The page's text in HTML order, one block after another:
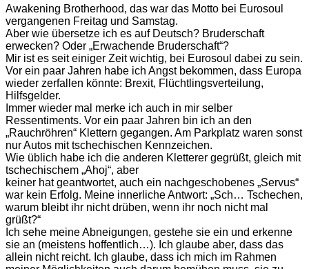
Awakening Brotherhood, das war das Motto bei Eurosoul
vergangenen Freitag und Samstag.
Aber wie übersetze ich es auf Deutsch? Bruderschaft
erwecken? Oder „Erwachende Bruderschaft“?
Mir ist es seit einiger Zeit wichtig, bei Eurosoul dabei zu sein.
Vor ein paar Jahren habe ich Angst bekommen, dass Europa
wieder zerfallen könnte: Brexit, Flüchtlingsverteilung,
Hilfsgelder.
Immer wieder mal merke ich auch in mir selber
Ressentiments. Vor ein paar Jahren bin ich an den
„Rauchröhren“ Klettern gegangen. Am Parkplatz waren sonst
nur Autos mit tschechischen Kennzeichen.
Wie üblich habe ich die anderen Kletterer gegrüßt, gleich mit
tschechischem „Ahoj“, aber
keiner hat geantwortet, auch ein nachgeschobenes „Servus“
war kein Erfolg. Meine innerliche Antwort: „Sch… Tschechen,
warum bleibt ihr nicht drüben, wenn ihr noch nicht mal
grüßt?“
Ich sehe meine Abneigungen, gestehe sie ein und erkenne
sie an (meistens hoffentlich…). Ich glaube aber, dass das
allein nicht reicht. Ich glaube, dass ich mich im Rahmen